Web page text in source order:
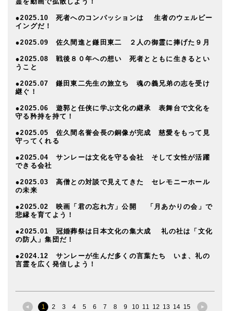
●2025.10 死者へのコンパッションは 生者のウェルビー
イングだ！
●2025.09 佐久間進と鎌田東二 ２人の御霊に捧げた９月
●2025.08 戦後８０年への想い 死者とともに生きるとい
うこと
●2025.07 鎌田東二先生の旅立ち 魂の義兄弟の志を受け
継ぐ！
●2025.06 遊郭と任侠に学ぶ文化の継承 表舞台で文化を
守る矜持を持て！
●2025.05 佐久間名誉会長の銅像が完成 慈愛をもって見
守ってくれる
●2025.04 サンレーは文化を守る会社 そして女性が活躍
できる会社
●2025.03 高僧との対談で見えてきた セレモニーホール
の未来
●2025.02 映画「君の忘れ方」公開 「月あかりの会」で
悲縁を育てよう！
●2025.01 冠婚葬祭は日本文化の集大成 礼の社は「文化
の防人」集団だ！
●2024.12 サンレーが生んだ多くの言葉たち いま、礼の
言霊を広く発信しよう！
1 2 3 4 5 6 7 8 9 10 11 12 13 14 15